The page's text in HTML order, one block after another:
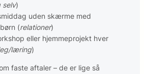
selv)
uden skærme med
(relationer)
eller hjemmeprojekt hver
læring)
faste aftaler – de er lige så